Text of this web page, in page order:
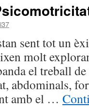
sent tot un
molt
el treball
abdominals,
amb el …